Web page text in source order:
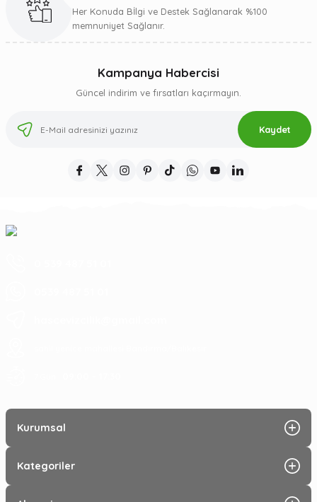
Gönder
Her Konuda Bİlgi ve Destek Sağlanarak %100
memnuniyet Sağlanır.
Kampanya Habercisi
Güncel indirim ve fırsatları kaçırmayın.
Kaydet
Kurumsal
Kategoriler